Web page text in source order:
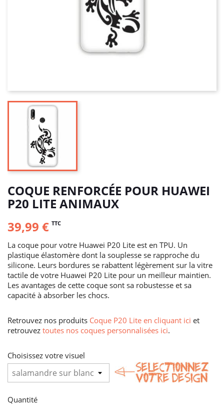
COQUE RENFORCÉE POUR HUAWEI
P20 LITE ANIMAUX
39,99 € TTC
La coque pour votre Huawei P20 Lite est en TPU. Un
plastique élastomère dont la souplesse se rapproche du
silicone. Leurs bordures se rabattent légèrement sur la vitre
tactile de votre Huawei P20 Lite pour un meilleur maintien.
Les avantages de cette coque sont sa robustesse et sa
capacité à absorber les chocs.
Retrouvez nos produits Coque P20 Lite en cliquant ici et
retrouvez toutes nos coques personnalisées ici.
Choisissez votre visuel
Quantité